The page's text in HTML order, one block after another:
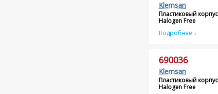
Klemsan
Пластиковый
Halogen Free
Подробнее ↓
690036
Klemsan
Пластиковый
Halogen Free